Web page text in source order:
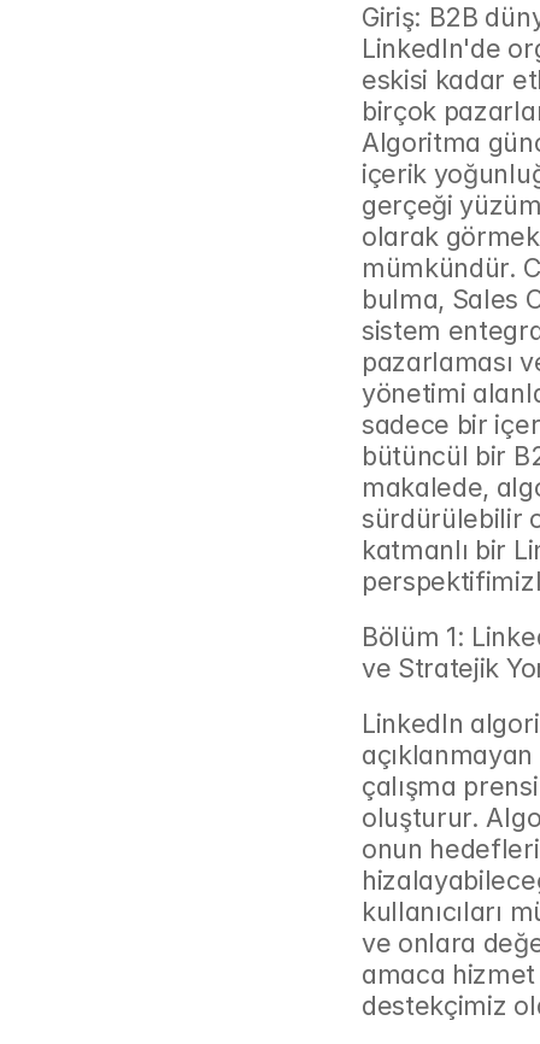
Giriş: B2B
LinkedIn'de
eskisi kadar
birçok
Algoritma
içerik
gerçeği
olarak
mümkündür.
bulma, Sales
sistem
pazarlaması
yönetimi
sadece bir
bütüncül bir
makalede,
sürdürülebilir
katmanlı bir
Bölüm 1:
ve Stratejik
LinkedIn
çalışma
oluşturur.
onun
kullanıcıları
ve onlara
amaca
destekçimiz